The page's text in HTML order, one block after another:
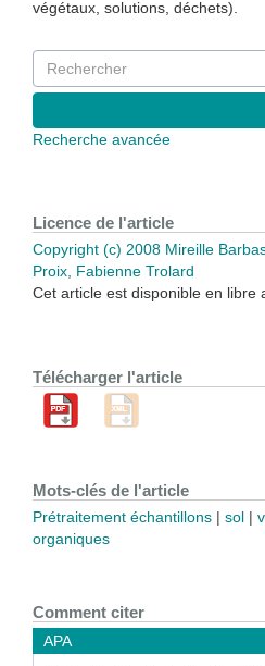
végétaux, solutions, déchets).
Recherche avancée
Licence de l'article
Copyright (c) 2008 Mireille
Proix, Fabienne Trolard
Cet article est disponible en libre
Télécharger l'article
Mots-clés de l'article
Prétraitement échantillons sol
organiques
Comment citer
APA